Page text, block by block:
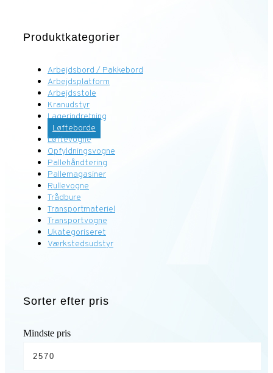
Produktkategorier
Arbejdsbord / Pakkebord
Arbejdsplatform
Arbejdsstole
Kranudstyr
Lagerindretning
Løfteborde
Løftevogne
Opfyldningsvogne
Pallehåndtering
Pallemagasiner
Rullevogne
Trådbure
Transportmateriel
Transportvogne
Ukategoriseret
Værkstedsudstyr
Sorter efter pris
Mindste pris